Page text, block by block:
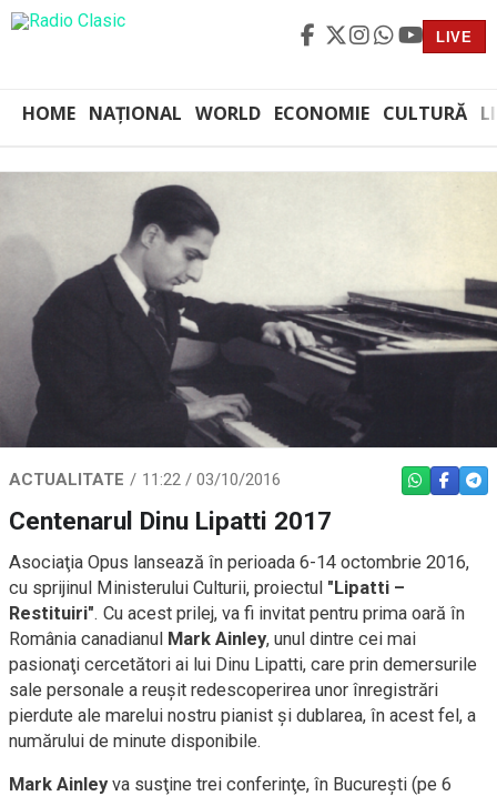
LIVE
HOME NAȚIONAL WORLD ECONOMIE CULTURĂ
ACTUALITATE 11:22 / 03/10/2016 WHATSAPP
Centenarul Dinu Lipatti 2017
Asociaţia Opus lansează în perioada 6-14 octombrie 2016,
cu sprijinul Ministerului Culturii, proiectul "Lipatti –
Restituiri". Cu acest prilej, va fi invitat pentru prima oară în
România canadianul Mark Ainley, unul dintre cei mai
pasionaţi cercetători ai lui Dinu Lipatti, care prin demersurile
sale personale a reuşit redescoperirea unor înregistrări
pierdute ale marelui nostru pianist şi dublarea, în acest fel, a
numărului de minute disponibile.
Mark Ainleyva susţine trei conferinţe, în Bucureşti (pe 6